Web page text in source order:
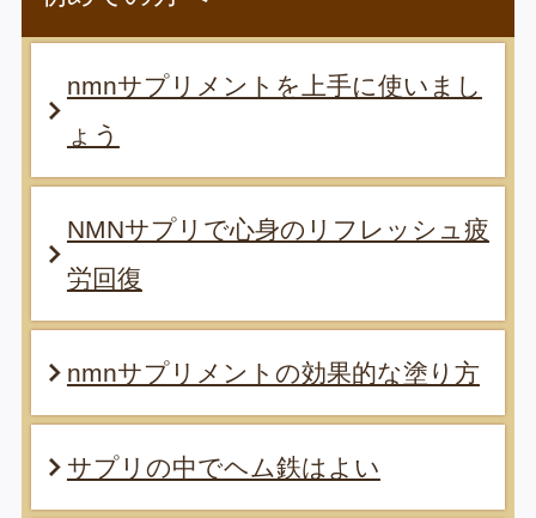
nmnサプリメントを上手に使いまし
ょう
NMNサプリで心身のリフレッシュ疲
労回復
nmnサプリメントの効果的な塗り方
サプリの中でヘム鉄はよい